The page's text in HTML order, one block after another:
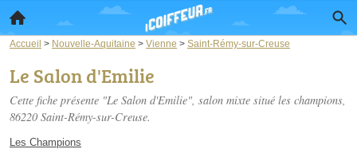
Accueil > Nouvelle-Aquitaine > Vienne > Saint-Rémy-sur-Creuse
Le Salon d'Emilie
Cette fiche présente "Le Salon d'Emilie", salon mixte situé les champions,
86220 Saint-Rémy-sur-Creuse.
Les Champions